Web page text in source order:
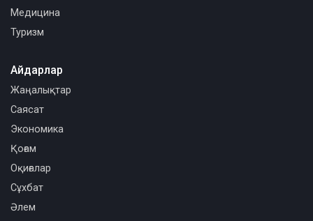
Медицина
Туризм
Айдарлар
Жаңалықтар
Саясат
Экономика
Қоғам
Оқиғалар
Сұхбат
Әлем